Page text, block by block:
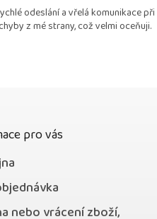
4,9
z
odeslání a vřelá komunikace při
z mé strany, což velmi oceňuji.
pro vás
nebo vrácení zboží,